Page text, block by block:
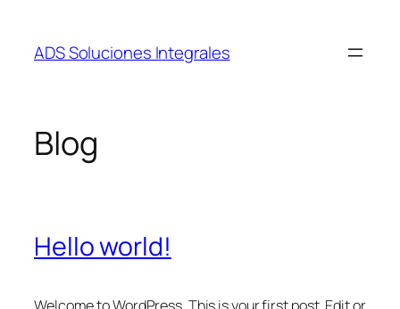
contenido
ADS Soluciones Integrales
Blog
Hello world!